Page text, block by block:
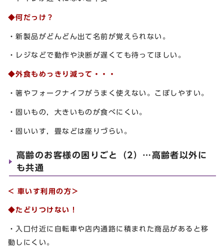
◆何だっけ？
・新製品がどんどん出て名前が覚えられない。
・レジなどで動作や決断が遅くても待ってほしい。
◆外食もめっきり減って・・・
・箸やフォークナイフがうまく使えない。こぼしやすい。
・固いもの，大きいものが食べにくい。
・固いいす，畳などは座りづらい。
高齢のお客様の困りごと（2）…高齢者以外に
も共通
< 車いす利用の方＞
◆たどりつけない！
・入口付近に自転車や店内通路に積まれた商品があると移
動しにくい。